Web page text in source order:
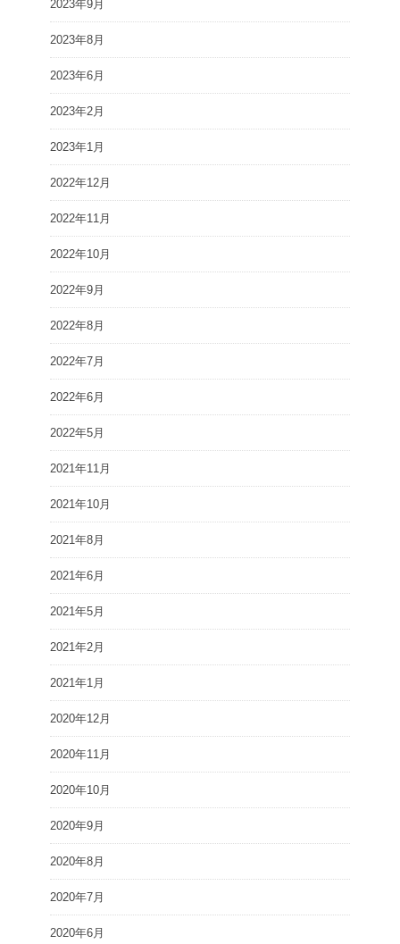
2023年9月
2023年8月
2023年6月
2023年2月
2023年1月
2022年12月
2022年11月
2022年10月
2022年9月
2022年8月
2022年7月
2022年6月
2022年5月
2021年11月
2021年10月
2021年8月
2021年6月
2021年5月
2021年2月
2021年1月
2020年12月
2020年11月
2020年10月
2020年9月
2020年8月
2020年7月
2020年6月